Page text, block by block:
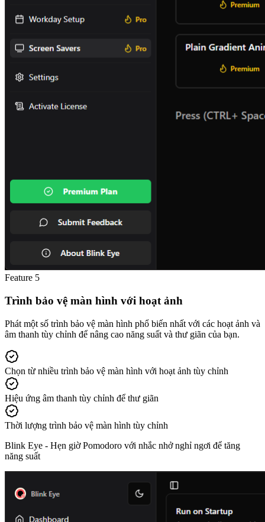
Feature 5
Trình bảo vệ màn hình với hoạt ảnh
Phát một số trình bảo vệ màn hình phổ biến nhất với các hoạt ảnh và
âm thanh tùy chỉnh để nâng cao năng suất và thư giãn của bạn.
Chọn từ nhiều trình bảo vệ màn hình với hoạt ảnh tùy chỉnh
Hiệu ứng âm thanh tùy chỉnh để thư giãn
Thời lượng trình bảo vệ màn hình tùy chỉnh
Blink Eye - Hẹn giờ Pomodoro với nhắc nhở nghỉ ngơi để tăng
năng suất